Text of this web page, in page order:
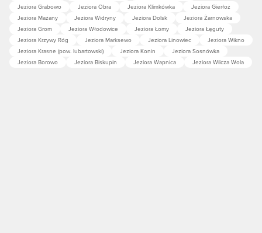
Jeziora Grabowo
Jeziora Obra Jeziora Klimkówka
Jeziora Gierłoż
Jeziora Mażany
Jeziora Widryny Jeziora Dolsk
Jeziora Żarnowska
Jeziora Grom
Jeziora Włodowice Jeziora Łomy
Jeziora Łęguty
Jeziora Krzywy Róg
Jeziora Marksewo Jeziora Linowiec
Jeziora Wikno
Jeziora Krasne (pow. lubartowski)
Jeziora Konin
Jeziora Sosnówka
Jeziora Borowo
Jeziora Biskupin Jeziora Wapnica Jeziora Wilcza Wola